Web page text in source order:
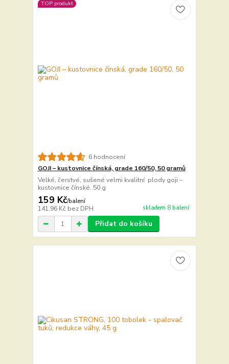
TOP produkt
6 hodnocení
GOJI – kustovnice čínská, grade 160/50, 50 gramů
Velké, čerstvé, sušené velmi kvalitní plody goji –
kustovnice čínské. 50 g
159 Kč/balení
141,96 Kč bez DPH skladem 8 balení
Přidat do košíku